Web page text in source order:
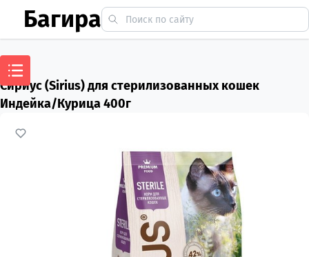
Багира
Сириус (Sirius) для стерилизованных кошек
Индейка/Курица 400г